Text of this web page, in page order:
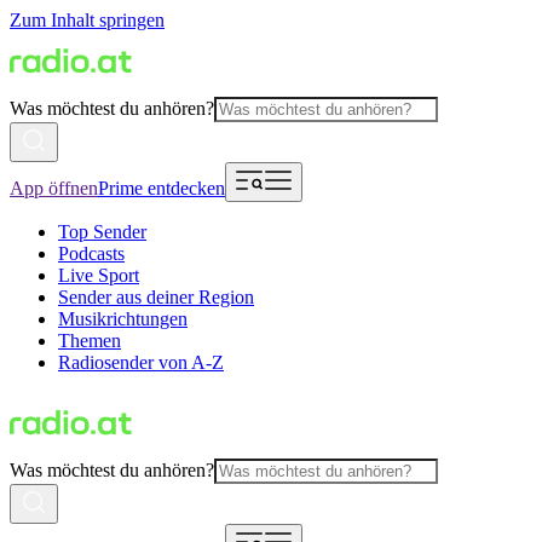
Zum Inhalt springen
Was möchtest du anhören?
App öffnenPrime entdecken
Top Sender
Podcasts
Live Sport
Sender aus deiner Region
Musikrichtungen
Themen
Radiosender von A-Z
Was möchtest du anhören?